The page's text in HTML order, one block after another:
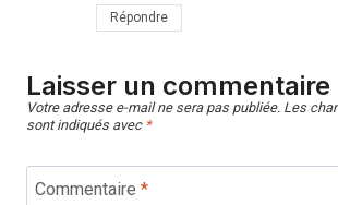
Répondre
Laisser un commentaire
Votre adresse e-mail ne sera pas publiée. Les
sont indiqués avec *
Commentaire *